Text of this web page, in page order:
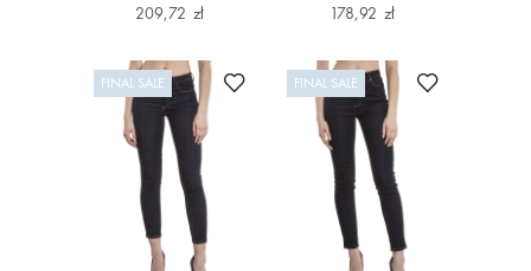
209,72 zł
178,92 zł
FINAL SALE Dodaj do ulubionych
FINAL SALE Dodaj do